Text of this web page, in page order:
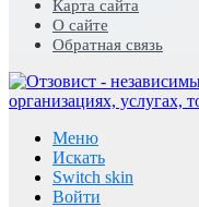
Карта сайта
О сайте
Обратная связь
Меню
Искать
Switch skin
Войти